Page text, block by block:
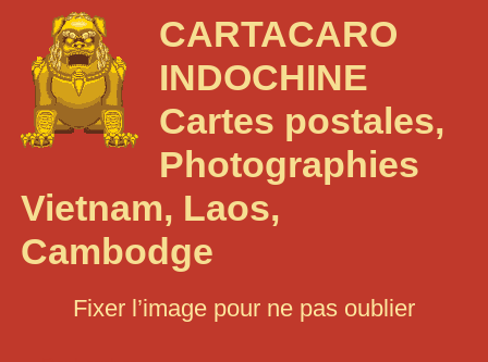
CARTACARO
INDOCHINE
Cartes postales,
Photographies
Vietnam, Laos,
Cambodge
Fixer l’image pour ne pas oublier